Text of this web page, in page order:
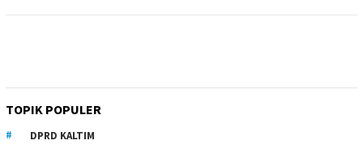
TOPIK POPULER
DPRD KALTIM